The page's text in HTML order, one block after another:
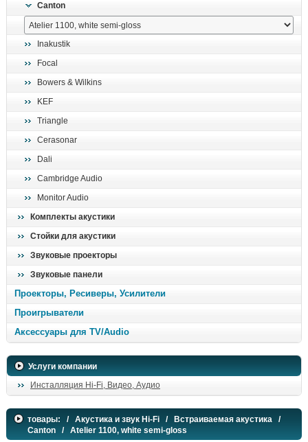
поиск
Canton
Inakustik
Focal
Bowers & Wilkins
KEF
Triangle
Cerasonar
Dali
Cambridge Audio
Monitor Audio
Комплекты акустики
Стойки для акустики
Звуковые проекторы
Звуковые панели
Проекторы, Ресиверы, Усилители
Проигрыватели
Аксессуары для TV/Audio
Услуги компании
Инсталляция Hi-Fi, Видео, Аудио
товары: / Акустика и звук Hi-Fi / Встраиваемая акустика /
Canton / Atelier 1100, white semi-gloss